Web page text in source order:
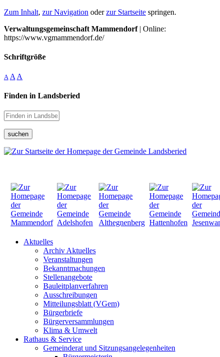
Zum Inhalt, zur Navigation oderzur Startseite springen.
Verwaltungsgemeinschaft Mammendorf| Online:
https://www.vgmammendorf.de/
Schriftgröße
A A A
Finden in Landsberied
suchen
Aktuelles
Archiv Aktuelles
Veranstaltungen
Bekanntmachungen
Stellenangebote
Bauleitplanverfahren
Ausschreibungen
Mitteilungsblatt (VGem)
Bürgerbriefe
Bürgerversammlungen
Klima & Umwelt
Rathaus & Service
Gemeinderat und Sitzungsangelegenheiten